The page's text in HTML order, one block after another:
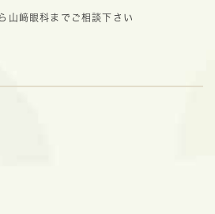
山﨑眼科までご相談下さい